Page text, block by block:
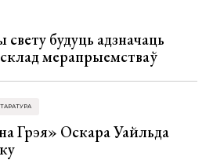
свету будуць адзначаць
мерапрыемстваў
Грэя» Оскара Уайльда